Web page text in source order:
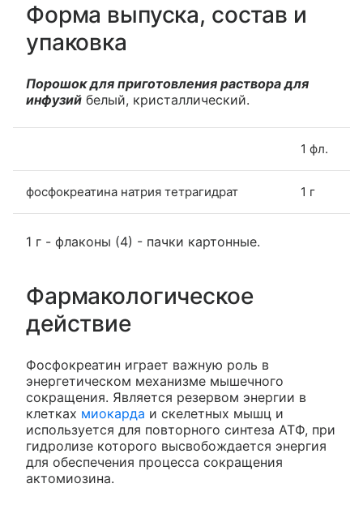
Форма выпуска, состав и
упаковка
Порошок для приготовления раствора для
инфузий белый, кристаллический.
1 фл.
фосфокреатина натрия тетрагидрат 1 г
1 г - флаконы (4) - пачки картонные.
Фармакологическое
действие
Фосфокреатин играет важную роль в
энергетическом механизме мышечного
сокращения. Является резервом энергии в
клетках миокарда и скелетных мышц и
используется для повторного синтеза АТФ, при
гидролизе которого высвобождается энергия
для обеспечения процесса сокращения
актомиозина.